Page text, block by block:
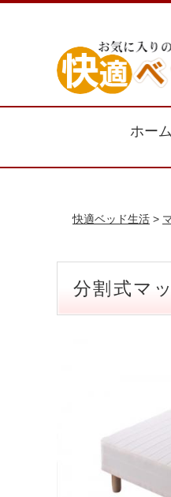
ホーム
快適ベッド生活 >
分割式マ